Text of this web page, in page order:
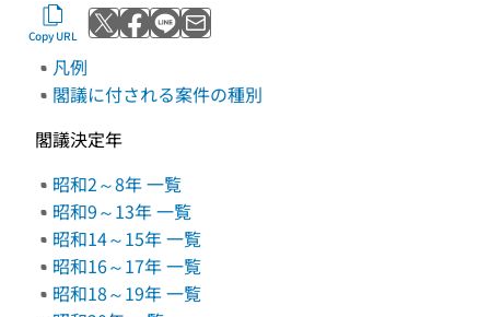
凡例
閣議に付される案件の種別
閣議決定年
昭和2～8年 一覧
昭和9～13年 一覧
昭和14～15年 一覧
昭和16～17年 一覧
昭和18～19年 一覧
Copy URL Post to X
Share with Facebook
Send with LINE
Send by email